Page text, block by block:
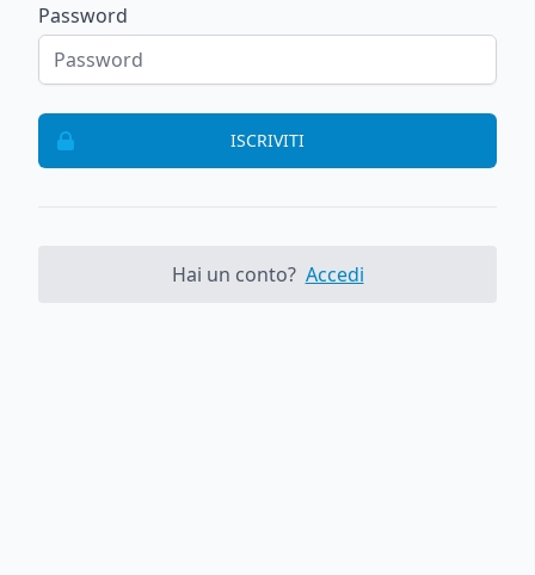
Password
ISCRIVITI
Hai un conto? Accedi